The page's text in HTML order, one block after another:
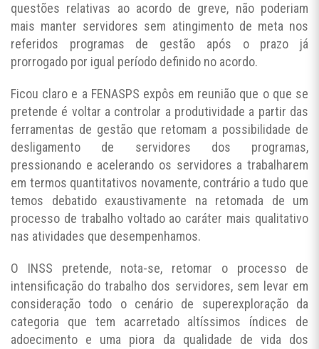
questões relativas ao acordo de greve, não poderiam
mais manter servidores sem atingimento de meta nos
referidos programas de gestão após o prazo já
prorrogado por igual período definido no acordo.
Ficou claro e a FENASPS expôs em reunião que o que se
pretende é voltar a controlar a produtividade a partir das
ferramentas de gestão que retomam a possibilidade de
desligamento de servidores dos programas,
pressionando e acelerando os servidores a trabalharem
em termos quantitativos novamente, contrário a tudo que
temos debatido exaustivamente na retomada de um
processo de trabalho voltado ao caráter mais qualitativo
nas atividades que desempenhamos.
O INSS pretende, nota-se, retomar o processo de
intensificação do trabalho dos servidores, sem levar em
consideração todo o cenário de superexploração da
categoria que tem acarretado altíssimos índices de
adoecimento e uma piora da qualidade de vida dos